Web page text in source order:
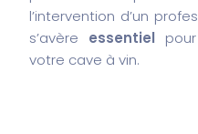
l’intervention d’un
s’avère essentiel
votre cave à vin.